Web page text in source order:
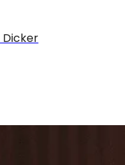
Dicker